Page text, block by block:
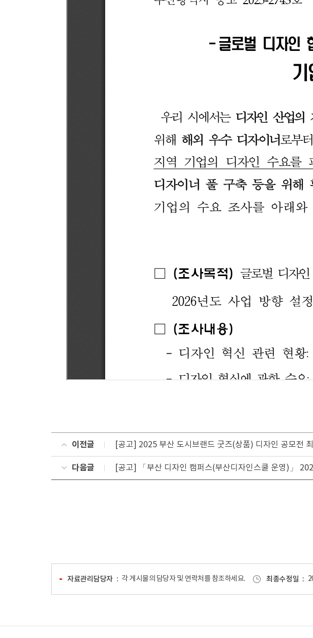
이전글 [공고] 2025 부산 도시브랜드 굿즈(상품) 디자인 공모전
다음글 [공고] 「부산 디자인 캠퍼스(부산디자인스쿨 운영)」
자료관리담당자 각 게시물의 담당자 및 연락처를 참조하세요. 최종수정일